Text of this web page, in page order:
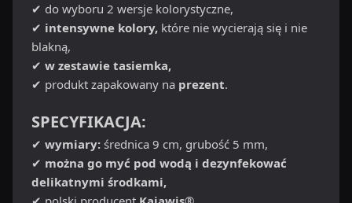
✔ do wyboru 2 wersje kolorystyczne,
✔ intensywne kolory, które nie wycierają się i nie
blakną,
✔ w zestawie tasiemka,
✔ produkt zapakowany na prezent.
SPECYFIKACJA:
✔ wymiary: średnica 9 cm, grubość 5 mm,
✔ można go myć pod wodą i dezynfekować
delikatnymi środkami,